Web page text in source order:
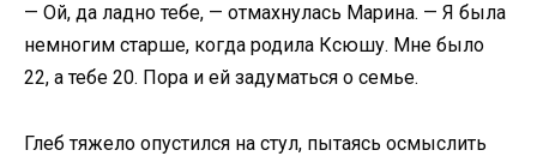
— Ой, да ладно тебе, — отмахнулась Марина. — Я была
немногим старше, когда родила Ксюшу. Мне было
22, а тебе 20. Пора и ей задуматься о семье.
Глеб тяжело опустился на стул, пытаясь осмыслить